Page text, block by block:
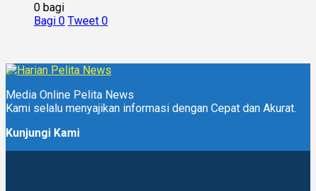
0 bagi
Bagi 0 Tweet 0
Media Online Pelita News
Kami selalu menyajikan informasi dengan Cepat dan Akurat.
Kunjungi Kami